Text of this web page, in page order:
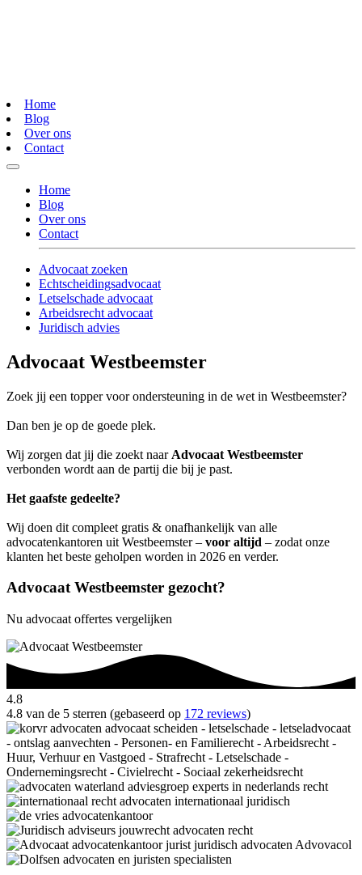
Home
Blog
Over ons
Contact
Home
Blog
Over ons
Contact
Advocaat zoeken
Echtscheidingsadvocaat
Letselschade advocaat
Arbeidsrecht advocaat
Juridisch advies
Advocaat Westbeemster
Zoek jij een topper voor ondersteuning in de wet in Westbeemster?
Dan ben je op de goede plek.
Wij zorgen dat jij die zoekt naar Advocaat Westbeemster
verbonden wordt aan de partij die bij je past.
Het gaafste gedeelte?
Wij doen dit compleet gratis & onafhankelijk van alle
advocatenkantoren uit Westbeemster – voor altijd – zodat onze
klanten het beste geholpen worden in 2026 en verder.
Advocaat Westbeemster gezocht?
Nu advocaat offertes vergelijken
4.8
4.8 van de 5 sterren (gebaseerd op 172 reviews)